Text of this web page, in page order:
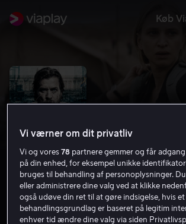
Køb
Conspiracy of Silence
Vi værner om dit privatliv
Vi og vores78 partnere gemmer og får
på din enhed, for eksempel unikke
bruges til behandling af personoplysninger.
eller administrere dine valg ved at klikke
også udøve din ret til at gøre indsigelse, hvis et
behandlingsgrundlag er baseret på legitim
enhver tid ændre dine valg via siden